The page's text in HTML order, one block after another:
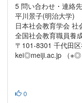
5 問い合わせ・連絡先
平川景子(明治大学)
日本社会教育学会
全国社会教育職員養
〒101-8301 千代田
kei◎meiji.ac.jp （
0